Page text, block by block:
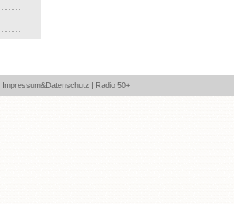
Impressum&Datenschutz | Radio 50+